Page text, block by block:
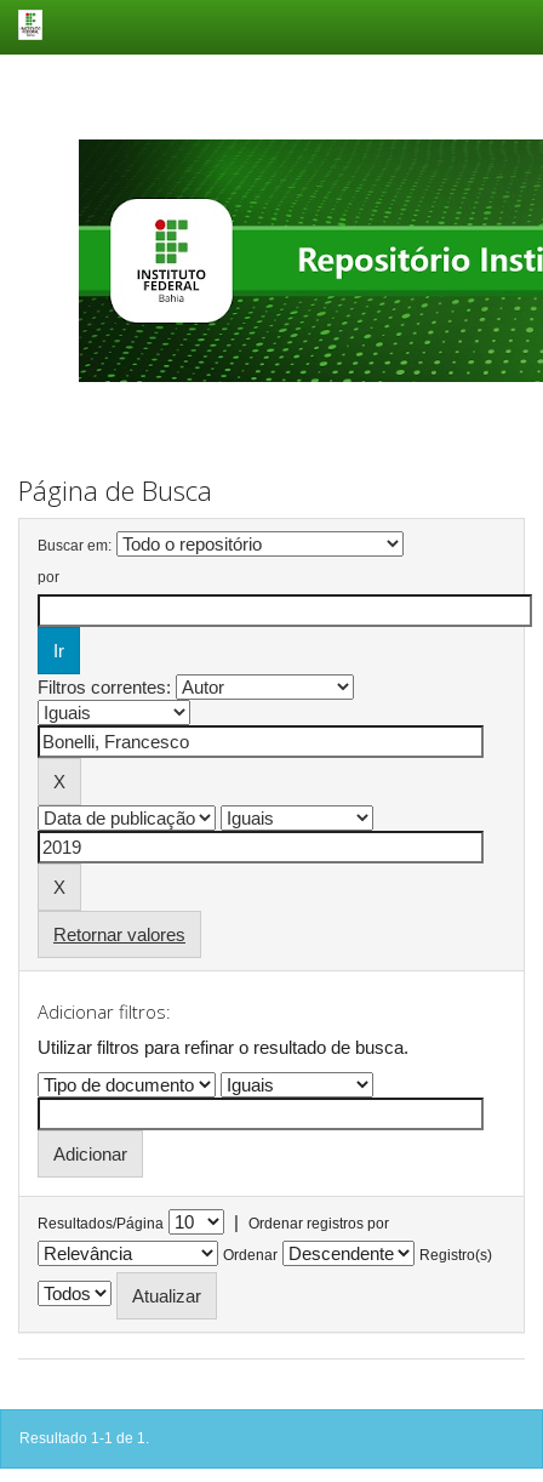
Página de Busca
Buscar em:
por
Filtros correntes:
Retornar valores
Adicionar filtros:
Utilizar filtros para refinar o resultado de busca.
Resultados/Página |
Ordenar registros por
Ordenar
Registro(s)
Resultado 1-1 de 1.